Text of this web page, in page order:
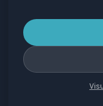
Elisa Scarpino.